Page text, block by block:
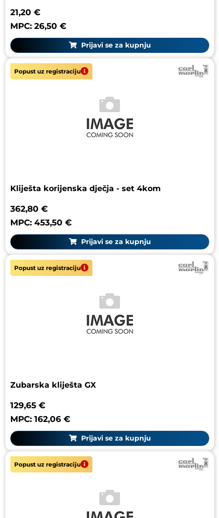
21,20 €
MPC: 26,50 €
Prijavi se za kupnju
Popust uz registraciju
Kliješta korijenska dječja - set 4kom
362,80 €
MPC: 453,50 €
Prijavi se za kupnju
Popust uz registraciju
Zubarska kliješta GX
129,65 €
MPC: 162,06 €
Prijavi se za kupnju
Popust uz registraciju